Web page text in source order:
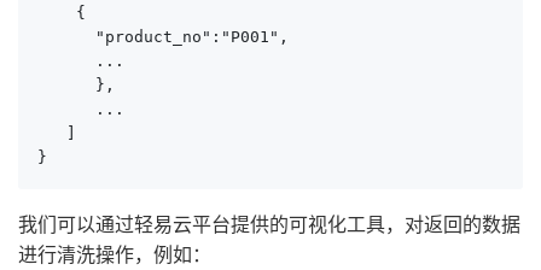
    {
      "product_no":"P001",
      ...
      },
      ...
}
我们可以通过轻易云平台提供的可视化工具，对返回的数据
进行清洗操作，例如：